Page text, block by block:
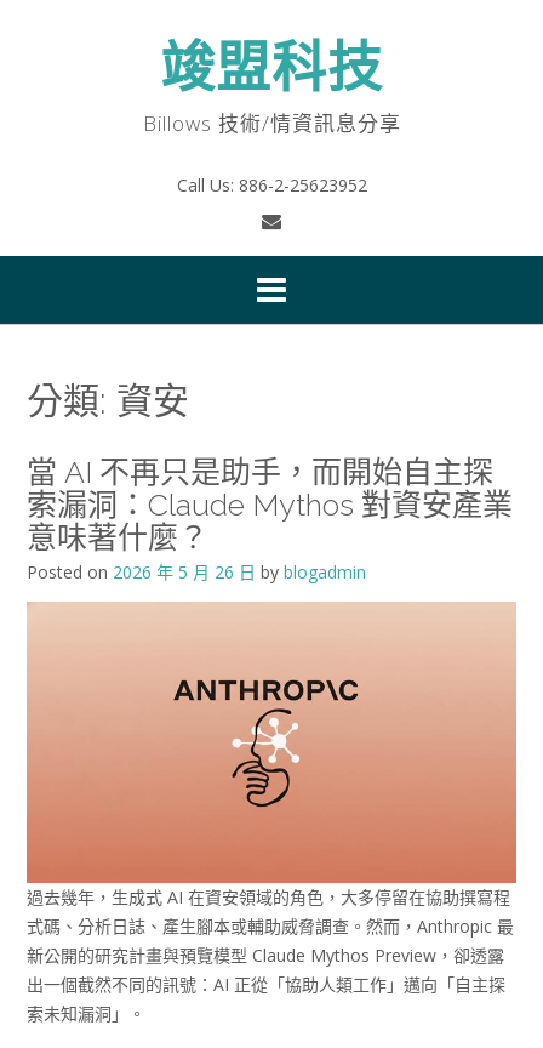
竣盟科技
Billows 技術/情資訊息分享
Call Us: 886-2-25623952
分類: 資安
當 AI 不再只是助手，而開始自主探
索漏洞：Claude Mythos 對資安產業
意味著什麼？
Posted on 2026 年 5 月 26 日 by blogadmin
過去幾年，生成式 AI 在資安領域的角色，大多停留在協助撰寫程
式碼、分析日誌、產生腳本或輔助威脅調查。然而，Anthropic 最
新公開的研究計畫與預覽模型 Claude Mythos Preview，卻透露
出一個截然不同的訊號：AI 正從「協助人類工作」邁向「自主探
索未知漏洞」。